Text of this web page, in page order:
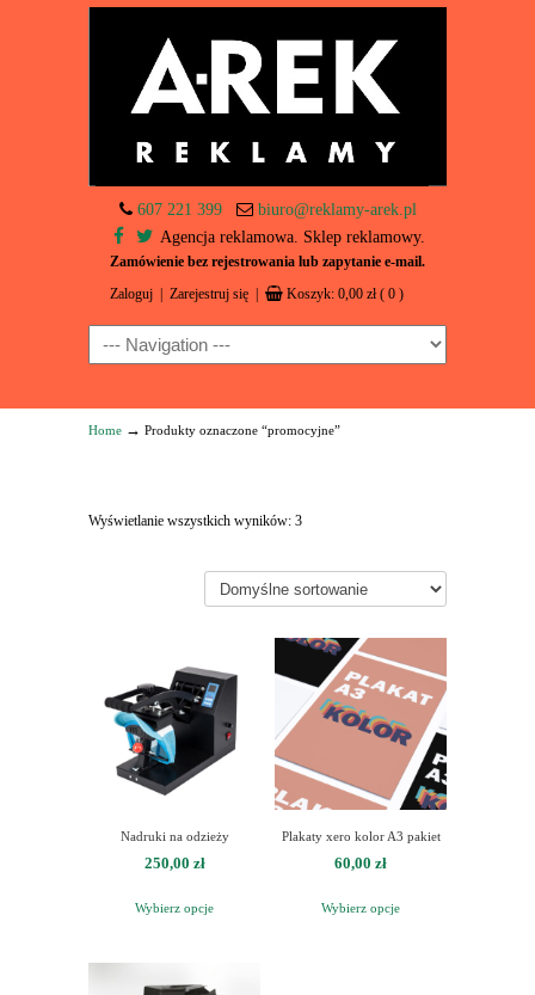
607 221 399
biuro@reklamy-arek.pl
Agencja reklamowa. Sklep reklamowy.
Zamówienie bez rejestrowania lub zapytanie e-mail.
Zaloguj Zarejestruj się Koszyk: 0,00 zł ( 0 )
Navigation
Home → Produkty oznaczone “promocyjne”
Wyświetlanie wszystkich wyników: 3
Nadruki na odzieży
250,00 zł
Wybierz opcje
Plakaty xero kolor A3 pakiet
60,00 zł
Wybierz opcje